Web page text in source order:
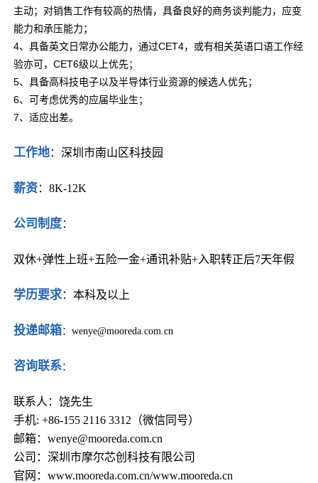
主动；对销售工作有较高的热情，具备良好的商务谈判能力，应变
能力和承压能力；
4、具备英文日常办公能力，通过CET4，或有相关英语口语工作经
验亦可，CET6级以上优先；
5、具备高科技电子以及半导体行业资源的候选人优先；
6、可考虑优秀的应届毕业生；
7、适应出差。
工作地： 深圳市南山区科技园
薪资： 8K-12K
公司制度：
双休+弹性上班+五险一金+通讯补贴+入职转正后7天年假
学历要求： 本科及以上
投递邮箱： wenye@mooreda.com.cn
咨询联系：
联系人：饶先生
手机: +86-155 2116 3312（微信同号）
邮箱：wenye@mooreda.com.cn
公司：深圳市摩尔芯创科技有限公司
官网： www.mooreda.com.cn/www.mooreda.cn